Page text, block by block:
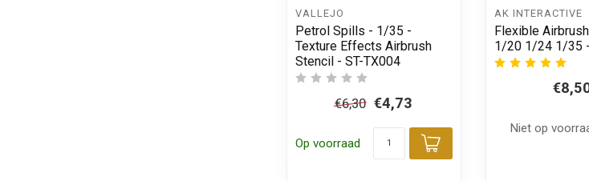
VALLEJO
Petrol Spills - 1/35 -
Texture Effects Airbrush
Stencil - ST-TX004
€6,30 €4,73
Op voorraad
Toevoegen aan
AK INTERACTIVE
Flexible
1/20 1/24 1/35
Niet op